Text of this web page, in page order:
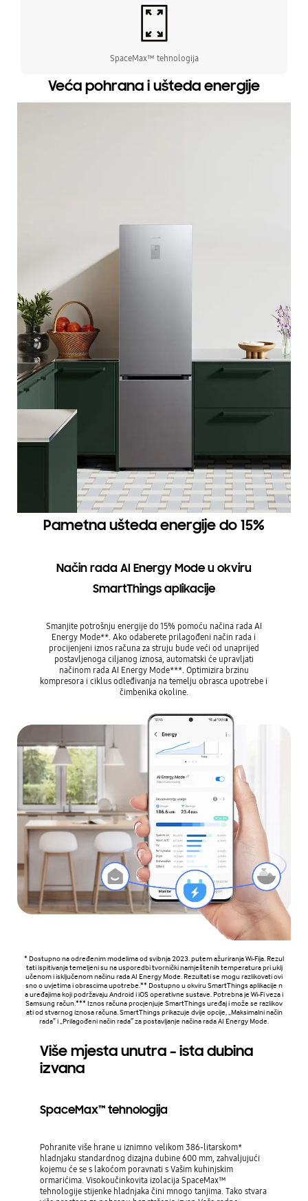
SpaceMax™ tehnologija
Veća pohrana i ušteda energije
Pametna ušteda energije do 15%
Način rada AI Energy Mode u okviru
SmartThings aplikacije
Smanjite potrošnju energije do 15% pomoću načina rada AI
Energy Mode**. Ako odaberete prilagođeni način rada i
procijenjeni iznos računa za struju bude veći od unaprijed
postavljenoga ciljanog iznosa, automatski će upravljati
načinom rada AI Energy Mode***. Optimizira brzinu
kompresora i ciklus odleđivanja na temelju obrasca upotrebe i
čimbenika okoline.
* Dostupno na određenim modelima od svibnja 2023. putem ažuriranja Wi-Fija. Rezul
tati ispitivanja temeljeni su na usporedbi tvornički namještenih temperatura pri uklj
učenom i isključenom načinu rada AI Energy Mode. Rezultati se mogu razlikovati ovi
sno o uvjetima i obrascima upotrebe.** Dostupno u okviru SmartThings aplikacije n
a uređajima koji podržavaju Android i iOS operativne sustave. Potrebna je Wi-Fi veza i
Samsung račun.*** Iznos računa procjenjuje SmartThings uređaj i može se razlikov
ati od stvarnog iznosa računa. SmartThings prikazuje dvije opcije, „Maksimalni način
rada″ i „Prilagođeni način rada″ za postavljanje načina rada AI Energy Mode.
Više mjesta unutra – ista dubina
izvana
SpaceMax™ tehnologija
Pohranite više hrane u iznimno velikom 386-litarskom*
hladnjaku standardnog dizajna dubine 600 mm, zahvaljujući
kojemu će se s lakoćom poravnati s Vašim kuhinjskim
ormarićima. Visokoučinkovita izolacija SpaceMax™
tehnologije stijenke hladnjaka čini mnogo tanjima. Tako stvara